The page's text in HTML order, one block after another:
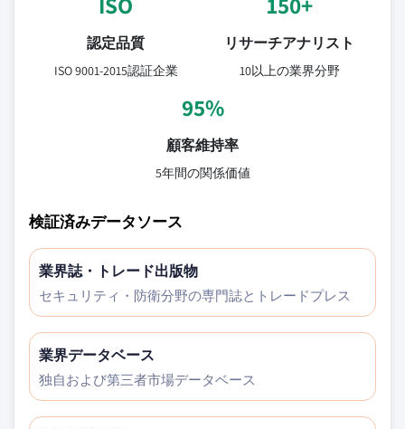
認定品質
ISO 9001-2015認証企業
リサーチアナリスト
10以上の業界分野
95%
顧客維持率
5年間の関係価値
検証済みデータソース
業界誌・トレード出版物
セキュリティ・防衛分野の専門誌とトレードプレス
業界データベース
独自および第三者市場データベース